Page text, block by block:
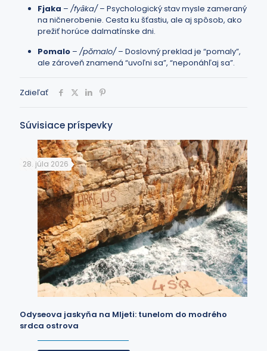
Fjaka – /fyȃka/– Psychologický stav mysle zameraný
na ničnerobenie. Cesta ku šťastiu, ale aj spôsob, ako
prežiť horúce dalmatínske dni.
Pomalo – /pŏmalo/– Doslovný preklad je “pomaly”,
ale zároveň znamená “uvoľni sa”, “neponáhľaj sa”.
Zdieľať
Súvisiace príspevky
28. júla 2026
Odyseova jaskyňa na Mljeti: tunelom do modrého
srdca ostrova